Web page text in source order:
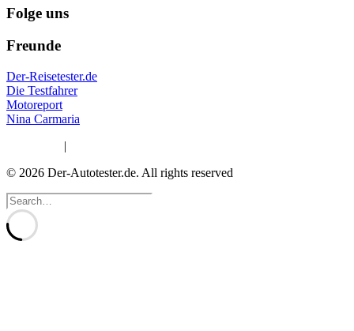
Folge uns
Freunde
Der-Reisetester.de
Die Testfahrer
Motoreport
Nina Carmaria
|
© 2026 Der-Autotester.de. All rights reserved